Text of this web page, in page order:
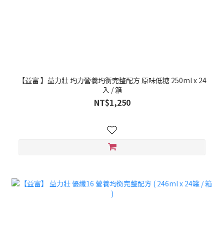
【益富 】益力壯 均力營養均衡完整配方 原味低糖 250ml x 24
入 / 箱
NT$1,250